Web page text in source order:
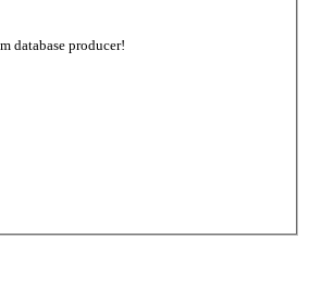
database producer!